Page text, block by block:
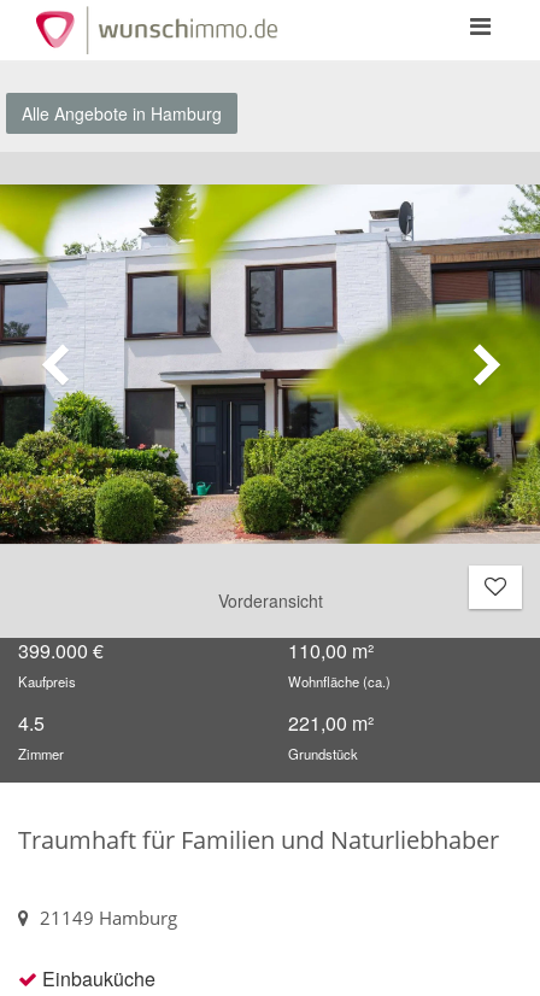
Toggle
Alle Angebote in Hamburg
Vorderansicht
399.000 €
Kaufpreis
110,00 m²
Wohnfläche (ca.)
4.5
Zimmer
221,00 m²
Grundstück
Traumhaft für Familien und Naturliebhaber
21149 Hamburg
Einbauküche